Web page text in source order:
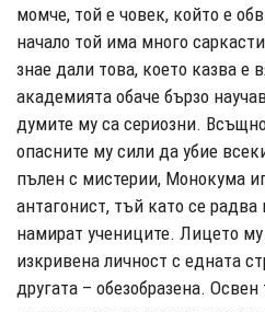
момче, той е човек, който е
начало той има много
знае дали това, което казва е
академията обаче бързо
думите му са сериозни.
опасните му сили да убие
пълен с мистерии, Монокума
антагонист, тъй като се
намират учениците. Лицето
изкривена личност с едната
другата – обезобразена.